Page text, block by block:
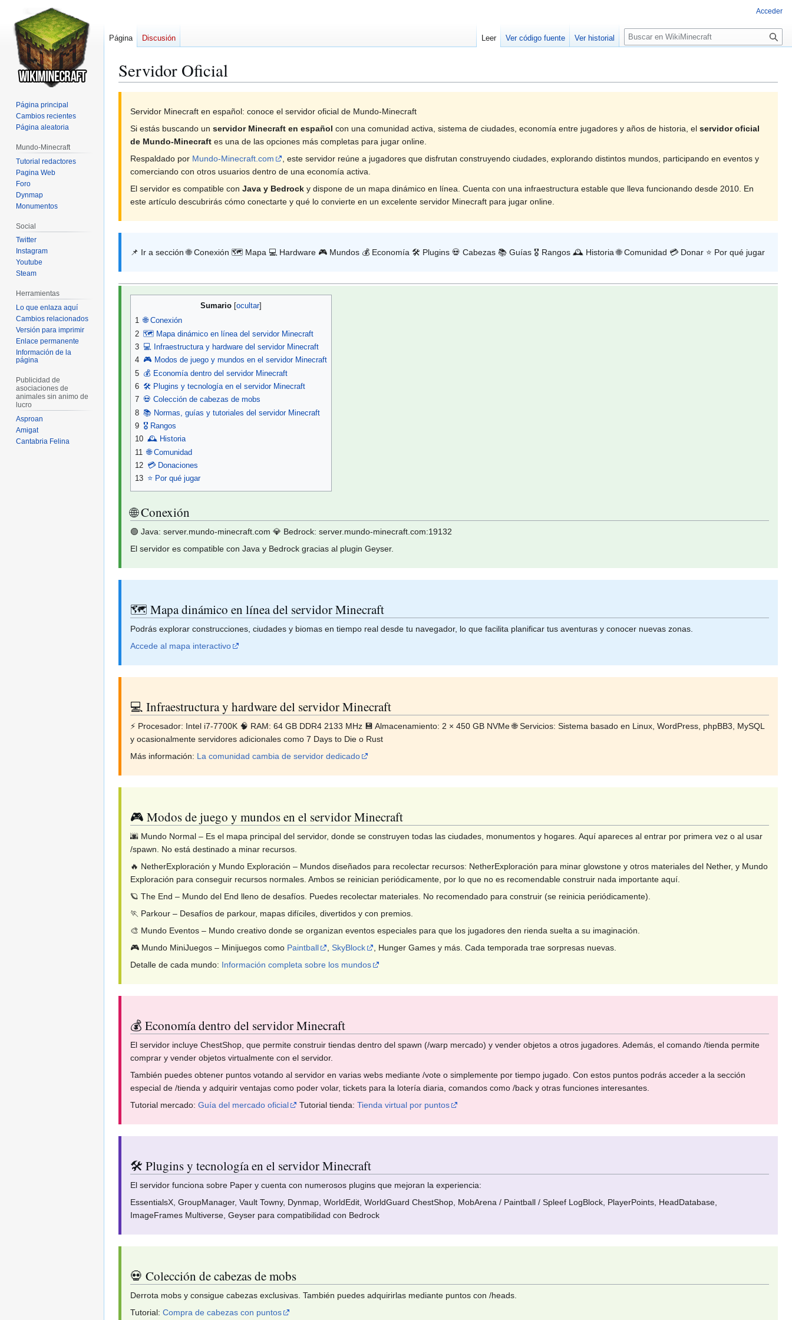
Servidor Oficial
navegación
búsqueda
Servidor Minecraft en español: conoce el servidor oficial de Mundo-Minecraft
Si estás buscando un servidor Minecraft en español con una comunidad activa, sistema de ciudades, economía entre jugadores y años de historia, el servidor oficial
de Mundo-Minecraft es una de las opciones más completas para jugar online.
Respaldado por Mundo-Minecraft.com
, este servidor reúne a jugadores que disfrutan construyendo ciudades, explorando distintos mundos, participando en eventos y
comerciando con otros usuarios dentro de una economía activa.
El servidor es compatible con Java y Bedrock y dispone de un mapa dinámico en línea. Cuenta con una infraestructura estable que lleva funcionando desde 2010. En
este artículo descubrirás cómo conectarte y qué lo convierte en un excelente servidor Minecraft para jugar online.
📌 Ir a sección 🌐 Conexión 🗺️ Mapa 💻 Hardware 🎮 Mundos 💰 Economía 🛠️ Plugins 💀 Cabezas 📚 Guías 🎖️ Rangos 🕰️ Historia 🌐 Comunidad 💳 Donar ⭐ Por qué jugar
Sumario
1 🌐 Conexión
2 🗺️ Mapa dinámico en línea del servidor Minecraft
3 💻 Infraestructura y hardware del servidor Minecraft
4 🎮 Modos de juego y mundos en el servidor Minecraft
5 💰 Economía dentro del servidor Minecraft
6 🛠️ Plugins y tecnología en el servidor Minecraft
7 💀 Colección de cabezas de mobs
8 📚 Normas, guías y tutoriales del servidor Minecraft
9 🎖️ Rangos
10 🕰️ Historia
11 🌐 Comunidad
12 💳 Donaciones
13 ⭐ Por qué jugar
🌐 Conexión
🟢 Java: server.mundo-minecraft.com 💎 Bedrock: server.mundo-minecraft.com:19132
El servidor es compatible con Java y Bedrock gracias al plugin Geyser.
🗺️ Mapa dinámico en línea del servidor Minecraft
Podrás explorar construcciones, ciudades y biomas en tiempo real desde tu navegador, lo que facilita planificar tus aventuras y conocer nuevas zonas.
Accede al mapa interactivo
💻 Infraestructura y hardware del servidor Minecraft
⚡ Procesador: Intel i7-7700K 🧠 RAM: 64 GB DDR4 2133 MHz 💾 Almacenamiento: 2 × 450 GB NVMe 🌐 Servicios: Sistema basado en Linux, WordPress, phpBB3, MySQL
y ocasionalmente servidores adicionales como 7 Days to Die o Rust
Más información: La comunidad cambia de servidor dedicado
🎮 Modos de juego y mundos en el servidor Minecraft
🌆 Mundo Normal – Es el mapa principal del servidor, donde se construyen todas las ciudades, monumentos y hogares. Aquí apareces al entrar por primera vez o al usar
/spawn. No está destinado a minar recursos.
🔥 NetherExploración y Mundo Exploración – Mundos diseñados para recolectar recursos: NetherExploración para minar glowstone y otros materiales del Nether, y Mundo
Exploración para conseguir recursos normales. Ambos se reinician periódicamente, por lo que no es recomendable construir nada importante aquí.
🪐 The End – Mundo del End lleno de desafíos. Puedes recolectar materiales. No recomendado para construir (se reinicia periódicamente).
🏃 Parkour – Desafíos de parkour, mapas difíciles, divertidos y con premios.
🎨 Mundo Eventos – Mundo creativo donde se organizan eventos especiales para que los jugadores den rienda suelta a su imaginación.
🎮 Mundo MiniJuegos – Minijuegos como Paintball , SkyBlock
, Hunger Games y más. Cada temporada trae sorpresas nuevas.
Detalle de cada mundo: Información completa sobre los mundos
💰 Economía dentro del servidor Minecraft
El servidor incluye ChestShop, que permite construir tiendas dentro del spawn (/warp mercado) y vender objetos a otros jugadores. Además, el comando /tienda permite
comprar y vender objetos virtualmente con el servidor.
También puedes obtener puntos votando al servidor en varias webs mediante /vote o simplemente por tiempo jugado. Con estos puntos podrás acceder a la sección
especial de /tienda y adquirir ventajas como poder volar, tickets para la lotería diaria, comandos como /back y otras funciones interesantes.
Tutorial mercado: Guía del mercado oficial Tutorial tienda: Tienda virtual por puntos
🛠️ Plugins y tecnología en el servidor Minecraft
El servidor funciona sobre Paper y cuenta con numerosos plugins que mejoran la experiencia:
EssentialsX, GroupManager, Vault Towny, Dynmap, WorldEdit, WorldGuard ChestShop, MobArena / Paintball / Spleef LogBlock, PlayerPoints, HeadDatabase,
ImageFrames Multiverse, Geyser para compatibilidad con Bedrock
💀 Colección de cabezas de mobs
Derrota mobs y consigue cabezas exclusivas. También puedes adquirirlas mediante puntos con /heads.
Tutorial: Compra de cabezas con puntos
Acceder
Página Discusión Leer Ver código fuente Ver historial
B
u
a
Página principal
Cambios recientes
Página aleatoria
Mundo-Minecraft
Tutorial redactores
Pagina Web
Foro
Dynmap
Monumentos
Social
Twitter
Instagram
Youtube
Steam
Herramientas
Lo que enlaza aquí
Cambios relacionados
Versión para imprimir
Enlace permanente
Información de la
página
Publicidad de
asociaciones de
animales sin animo de
lucro
Asproan
Amigat
Cantabria Felina